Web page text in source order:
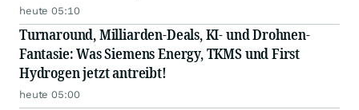
heute 05:10
Turnaround, Milliarden-Deals, KI- und Drohnen-
Fantasie: Was Siemens Energy, TKMS und First
Hydrogen jetzt antreibt!
heute 05:00